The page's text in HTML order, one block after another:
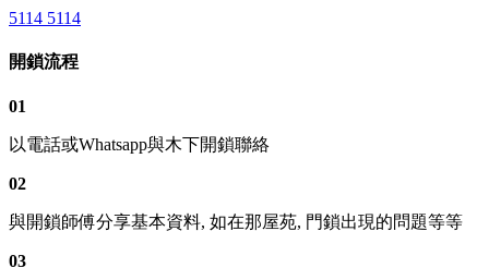
5114 5114
開鎖流程
01
以電話或Whatsapp與木下開鎖聯絡
02
與開鎖師傅分享基本資料, 如在那屋苑, 門鎖出現的問題等等
03